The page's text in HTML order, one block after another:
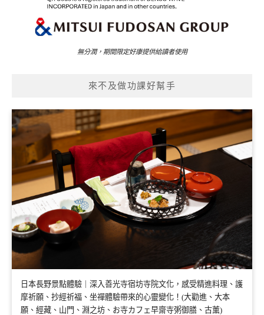
無分潤，期間限定好康提供給讀者使用
來不及做功課好幫手
日本長野景點體驗｜深入善光寺宿坊寺院文化，感受精進料理、護
摩祈願、抄經祈福、坐禪體驗帶來的心靈變化！(大勸進、大本
願、經藏、山門、淵之坊、お寺カフェ早齋寺粥御膳、古薰)